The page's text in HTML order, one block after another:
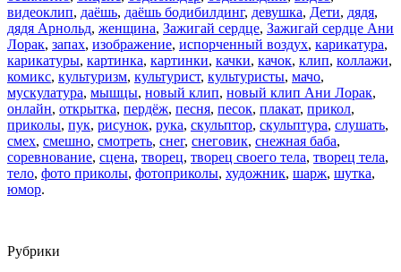
видеоклип, даёшь, даёшь бодибилдинг, девушка, Дети, дядя,
дядя Арнольд, женщина, Зажигай сердце, Зажигай сердце Ани
Лорак, запах, изображение, испорченный воздух, карикатура,
карикатуры, картинка, картинки, качки, качок, клип, коллажи,
комикс, культуризм, культурист, культуристы, мачо,
мускулатура, мышцы, новый клип, новый клип Ани Лорак,
онлайн, открытка, пердёж, песня, песок, плакат, прикол,
приколы, пук, рисунок, рука, скульптор, скульптура, слушать,
смех, смешно, смотреть, снег, снеговик, снежная баба,
соревнование, сцена, творец, творец своего тела, творец тела,
тело, фото приколы, фотоприколы, художник, шарж, шутка,
юмор.
Рубрики